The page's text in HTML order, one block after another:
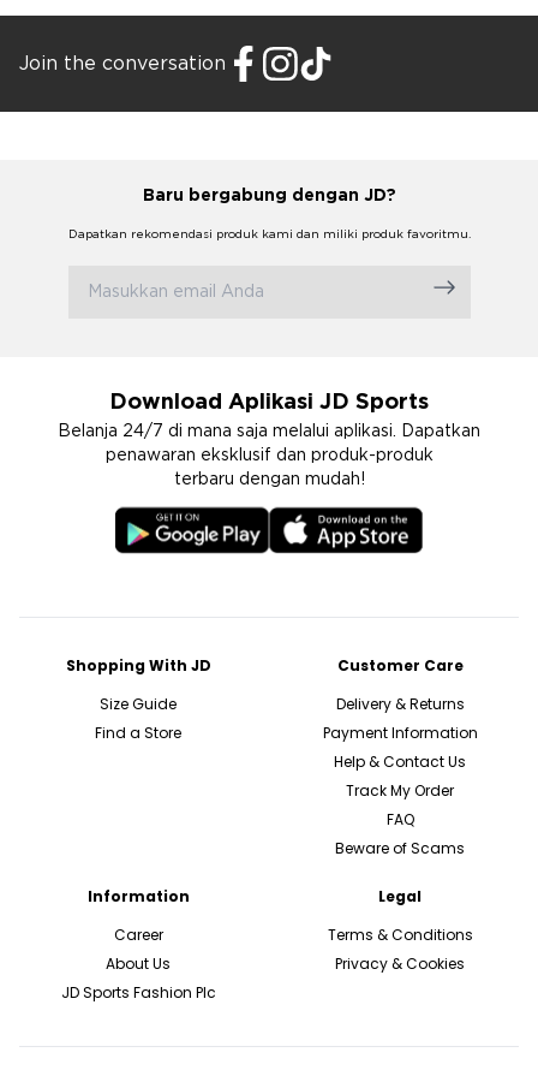
Join the conversation
Baru bergabung dengan JD?
Dapatkan rekomendasi produk kami dan miliki produk favoritmu.
Download Aplikasi JD Sports
Belanja 24/7 di mana saja melalui aplikasi. Dapatkan
penawaran eksklusif dan produk-produk
terbaru dengan mudah!
Shopping With JD
Size Guide
Find a Store
Customer Care
Delivery & Returns
Payment Information
Help & Contact Us
Track My Order
FAQ
Beware of Scams
Information
Career
About Us
JD Sports Fashion Plc
Legal
Terms & Conditions
Privacy & Cookies